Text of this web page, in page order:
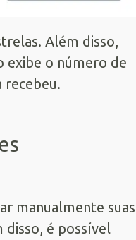
Além disso,
exibe o número de
recebeu.
manualmente suas
disso, é possível